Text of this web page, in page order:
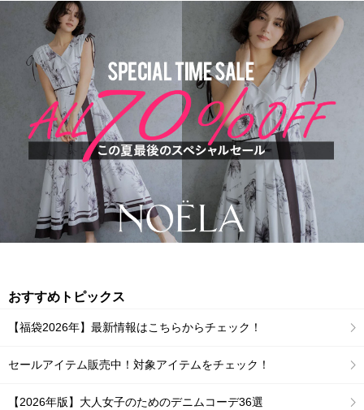
おすすめトピックス
【福袋2026年】最新情報はこちらからチェック！
セールアイテム販売中！対象アイテムをチェック！
【2026年版】大人女子のためのデニムコーデ36選